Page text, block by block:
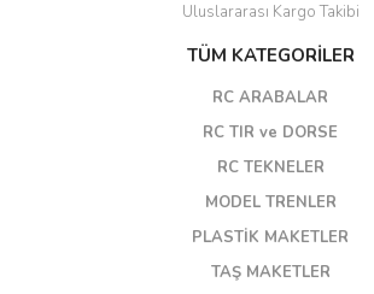
Uluslararası Kargo Takibi
TÜM KATEGORİLER
RC ARABALAR
RC TIR ve DORSE
RC TEKNELER
MODEL TRENLER
PLASTİK MAKETLER
TAŞ MAKETLER